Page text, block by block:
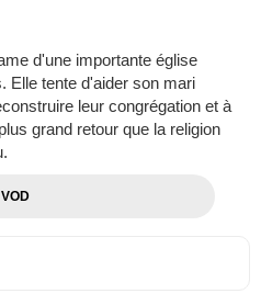
d'une importante église
Elle tente d'aider son mari
leur congrégation et à
grand retour que la religion
VOD